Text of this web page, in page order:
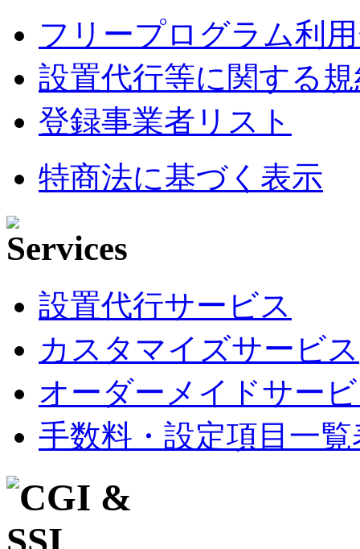
フリープログラム利
設置代行等に関する
登録事業者リスト
特商法に基づく表示
設置代行サービス
カスタマイズサービス
オーダーメイドサー
手数料・設定項目一覧